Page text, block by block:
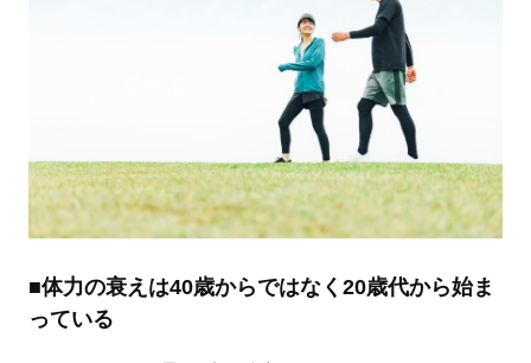
■体力の衰えは40歳からではなく20歳代から始ま
っている